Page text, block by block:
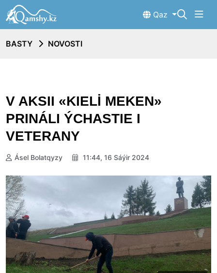
Qaz
BASTY NOVOSTI
V AKSII «KIELİ MEKEN»
PRINÁLI ÝCHASTIE I
VETERANY
Ásel Bolatqyzy 11:44, 16 Sáýir 2024